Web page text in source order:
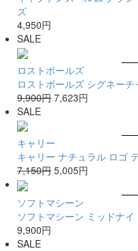
ズ
4,950円
SALE
ロストボールズ
ロストボールズ シグネー
9,900円 7,623円
SALE
キャリー
キャリー ナチュラル ロゴ
7,150円 5,005円
ソフトマシーン
ソフトマシーン ミッドナイ
9,900円
SALE